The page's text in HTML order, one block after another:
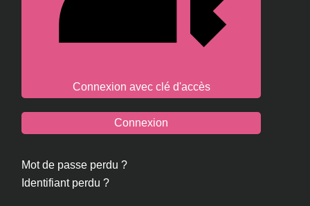
Connexion avec clé d'accès
Connexion
Mot de passe perdu ?
Identifiant perdu ?